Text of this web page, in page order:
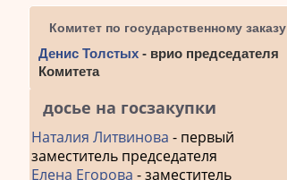
Комитет по государственному заказу
Денис Толстых - врио председателя
Комитета
досье на госзакупки
Наталия Литвинова - первый
заместитель председателя
Елена Егорова - заместитель